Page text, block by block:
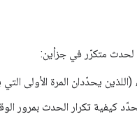
لحدث متكرّر في جزأين:
(اللذين يحدّدان المرة الأولى
كيفية تكرار الحدث بمرور